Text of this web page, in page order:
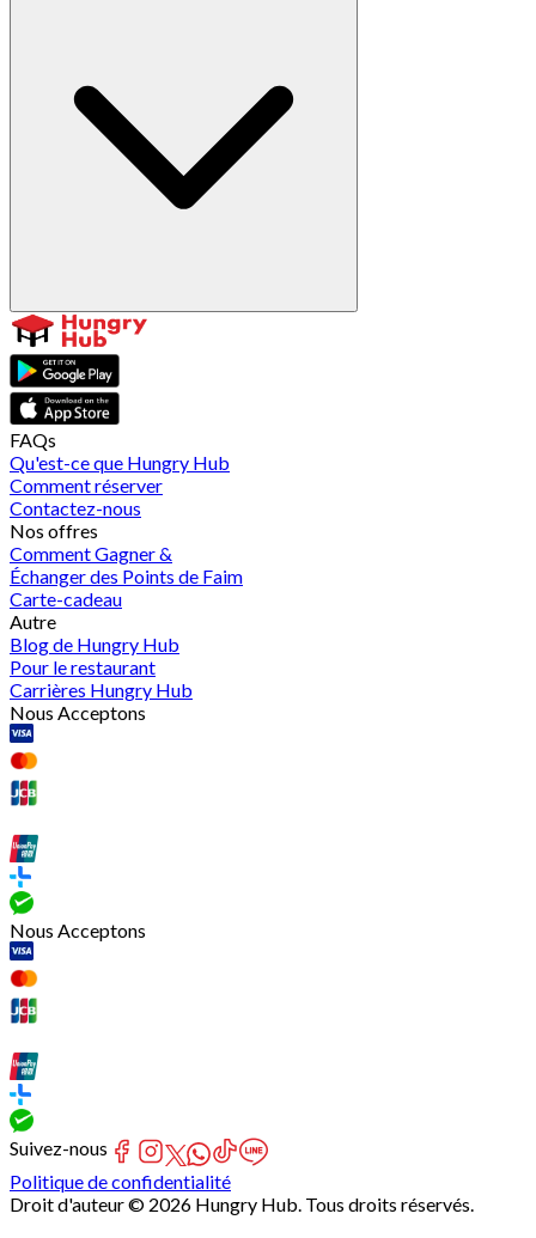
FAQs
Qu'est-ce que Hungry Hub
Comment réserver
Contactez-nous
Nos offres
Comment Gagner &
Échanger des Points de Faim
Carte-cadeau
Autre
Blog de Hungry Hub
Pour le restaurant
Carrières Hungry Hub
Nous Acceptons
Nous Acceptons
Suivez-nous
Politique de confidentialité
Droit d'auteur © 2026 Hungry Hub. Tous droits réservés.